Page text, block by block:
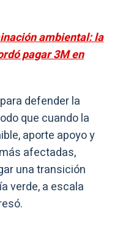
ambiental: la
pagar 3M en
defender la
que cuando la
aporte apoyo y
afectadas,
una transición
verde, a escala